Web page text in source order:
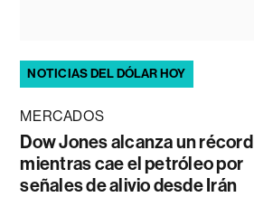
NOTICIAS DEL DÓLAR HOY
MERCADOS
Dow Jones alcanza un récord
mientras cae el petróleo por
señales de alivio desde Irán